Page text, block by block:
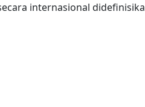
internasional